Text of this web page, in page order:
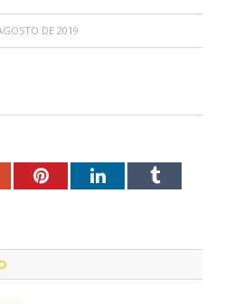
DE 2019
PinterestLinkedInTumblr